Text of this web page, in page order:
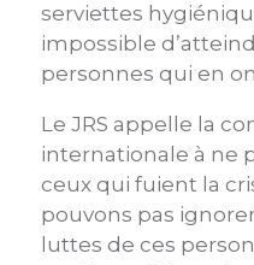
serviettes
impossible
personnes qui en
Le JRS appelle la
internationale à ne
ceux qui fuient la
pouvons pas
luttes de ces